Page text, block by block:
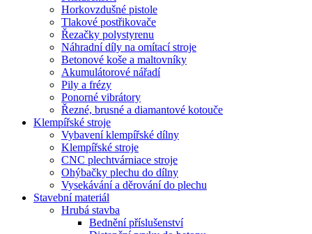
Horkovzdušné pistole
Tlakové postřikovače
Řezačky polystyrenu
Náhradní díly na omítací stroje
Betonové koše a maltovníky
Akumulátorové nářadí
Pily a frézy
Ponorné vibrátory
Řezné, brusné a diamantové kotouče
Klempířské stroje
Vybavení klempířské dílny
Klempířské stroje
CNC plechtvárniace stroje
Ohýbačky plechu do dílny
Vysekávání a děrování do plechu
Stavební materiál
Hrubá stavba
Bednění příslušenství